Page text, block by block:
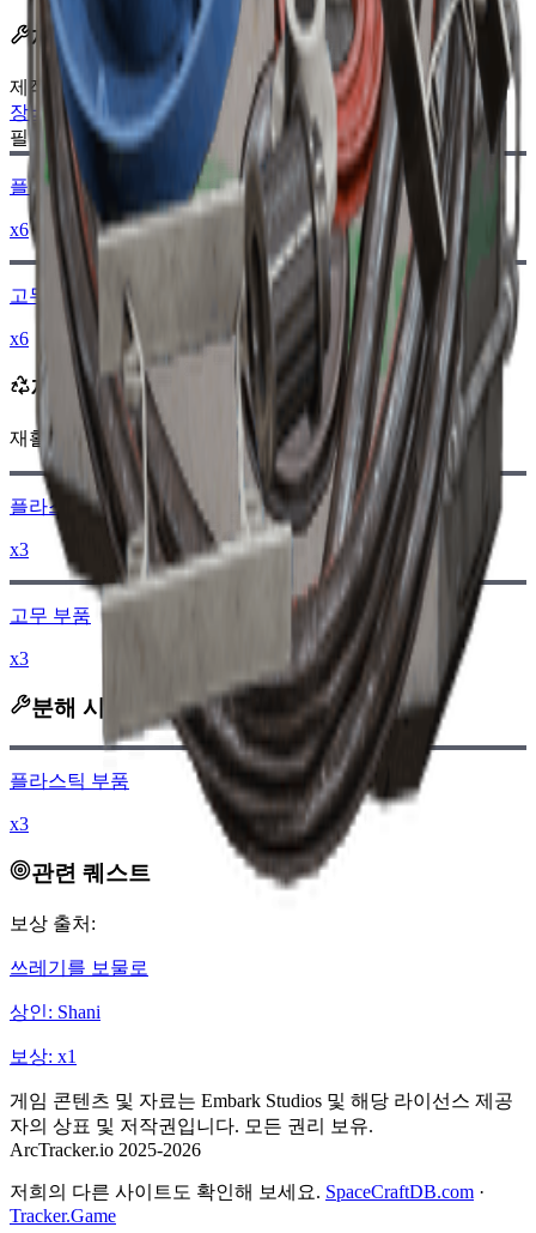
제작 레시피
제작대
:
장비 작업대
필요한 재료:
플라스틱 부품
x6
고무 부품
x6
재활용 시 획득
재활용 시 다음을 획득합니다: -310 이하 레이더 코인
플라스틱 부품
x3
고무 부품
x3
분해 시 획득
플라스틱 부품
x3
관련 퀘스트
보상 출처:
쓰레기를 보물로
상인: Shani
보상: x1
게임 콘텐츠 및 자료는 Embark Studios 및 해당 라이선스 제공
자의 상표 및 저작권입니다. 모든 권리 보유.
ArcTracker.io 2025-2026
저희의 다른 사이트도 확인해 보세요. SpaceCraftDB.com ·
Tracker.Game